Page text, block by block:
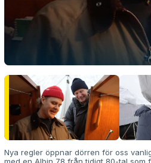
Nya regler öppnar dörren för oss
med en Albin 78 från tidigt 80-tal som